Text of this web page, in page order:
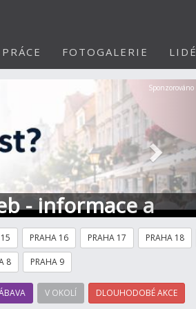
PRÁCE FOTOGALERIE LIDÉ
- informace a
Další
Sponzorováno
PRAHA 16 PRAHA 17 PRAHA 18
8 PRAHA 9
V OKOLÍ DLOUHODOBÉ AKCE